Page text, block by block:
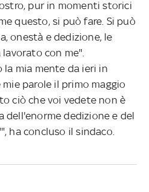
pur in momenti storici
questo, si può fare. Si può
onestà e dedizione, le
con me".
mia mente da ieri in
parole il primo maggio
ciò che voi vedete non è
dedizione e del
ha concluso il sindaco.